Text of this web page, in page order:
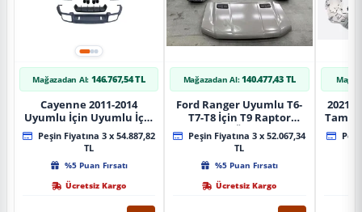
Mağazadan Al: 146.767,54 TL
Cayenne 2011-2014
Uyumlu İçin Uyumlu İçin
2019+ Bagaj Facelift
Parça
Peşin Fiyatına 3 x 54.887,82
TL
%5 Puan Fırsatı
Ücretsiz Kargo
Mağazadan Al: 140.477,43 TL
Ford Ranger Uyumlu T6-
T7-T8 İçin T9 Raptor
Dönüşüm (Ön Arka Full)
Parça
Peşin Fiyatına 3 x 52.067,34
TL
%5 Puan Fırsatı
Ücretsiz Kargo
2021+